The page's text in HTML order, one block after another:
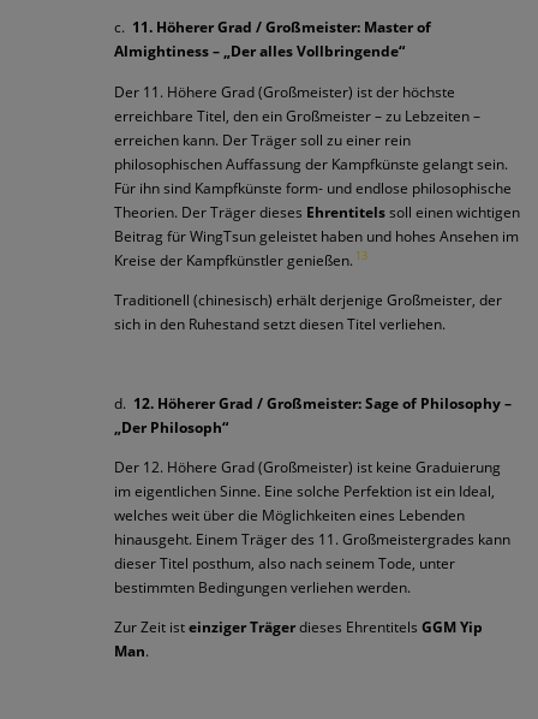
c. 11. Höherer Grad / Großmeister: Master of
Almightiness – „Der alles Vollbringende“
Der 11. Höhere Grad (Großmeister) ist der höchste
erreichbare Titel, den ein Großmeister – zu Lebzeiten –
erreichen kann. Der Träger soll zu einer rein
philosophischen Auffassung der Kampfkünste gelangt sein.
Für ihn sind Kampfkünste form- und endlose philosophische
Theorien. Der Träger dieses Ehrentitelssoll einen wichtigen
Beitrag für WingTsun geleistet haben und hohes Ansehen im
Kreise der Kampfkünstler genießen. 13
Traditionell (chinesisch) erhält derjenige Großmeister, der
sich in den Ruhestand setzt diesen Titel verliehen.
d. 12. Höherer Grad / Großmeister: Sage of Philosophy –
„Der Philosoph“
Der 12. Höhere Grad (Großmeister) ist keine Graduierung
im eigentlichen Sinne. Eine solche Perfektion ist ein Ideal,
welches weit über die Möglichkeiten eines Lebenden
hinausgeht. Einem Träger des 11. Großmeistergrades kann
dieser Titel posthum, also nach seinem Tode, unter
bestimmten Bedingungen verliehen werden.
Zur Zeit isteinziger Trägerdieses Ehrentitels GGM Yip
Man.